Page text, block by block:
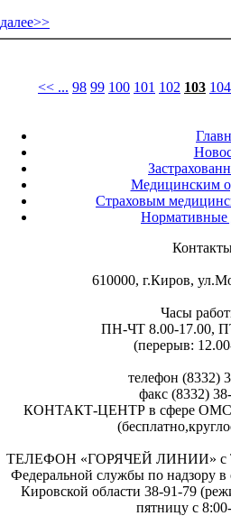
далее>>
<< ... 98 99 100 101 102 103 104
Медицинским
Страховым
Нормативные
610000, г.Киров,
Часы
ПН-ЧТ 8.00-17.00,
(перерыв:
телефон (8332)
факс (8332)
КОНТАКТ-ЦЕНТР в сфере ОМС
ТЕЛЕФОН «ГОРЯЧЕЙ ЛИНИИ» с
Федеральной службы по надзору в
Кировской области 38-91-79
пятницу с